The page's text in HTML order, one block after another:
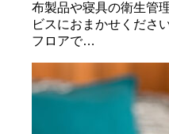
布製品や寝具の衛生管
ビスにおまかせくださ
フロアで…